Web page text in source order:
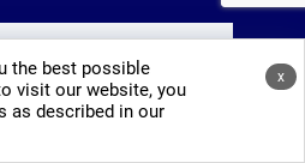
exclusiva de tu
preciso y gratuito
x
the best possible
visit our website, you
as described in our